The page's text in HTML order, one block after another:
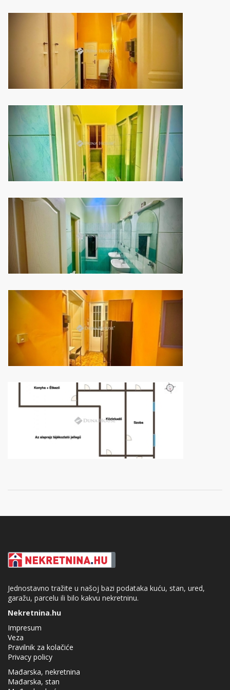
Jednostavno tražite u našoj bazi podataka kuću, stan, ured,
garažu, parcelu ili bilo kakvu nekretninu.
Nekretnina.hu
Impresum
Veza
Pravilnik za kolačiće
Privacy policy
Mađarska, nekretnina
Mađarska, stan